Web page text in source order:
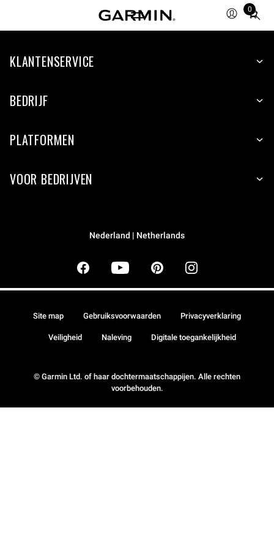
0
Total
items
cart:
KLANTENSERVICE
BEDRIJF
PLATFORMEN
VOOR BEDRIJVEN
Nederland | Netherlands
© Garmin Ltd. of haar dochtermaatschappijen. Alle rechten
voorbehouden.
Site map Gebruiksvoorwaarden Privacyverklaring
Veiligheid Naleving Digitale toegankelijkheid